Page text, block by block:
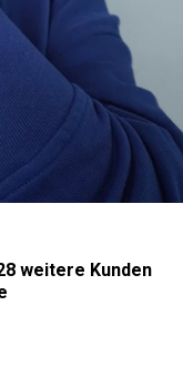
12345
weitere Kunden